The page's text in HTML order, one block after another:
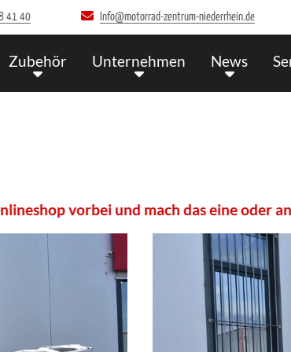
41 40 Info@motorrad-zentrum-niederrhein.de
Zubehör Unternehmen News
mach das eine oder andere